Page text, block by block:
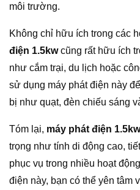
môi trường.
Không chỉ hữu ích trong các
điện 1.5kwcũng rất hữu ích
như cắm trại, du lịch hoặc
sử dụng máy phát điện này
bị như quạt, đèn chiếu sáng
Tóm lại, máy phát điện 1.5kw
trọng như tính di động cao,
phục vụ trong nhiều hoạt
điện này, bạn có thể yên tâm